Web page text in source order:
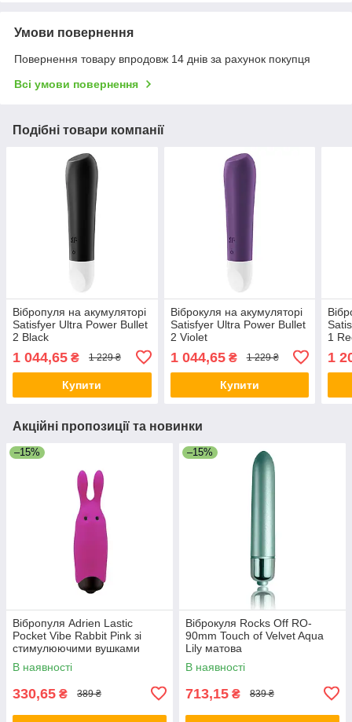
Умови повернення
Повернення товару впродовж 14 днів за рахунок покупця
Всі умови повернення
Подібні товари компанії
Вібропуля на акумуляторі
Satisfyer Ultra Power Bullet
2 Black
1 044,65 ₴ 1 229 ₴
Купити
Віброкуля на акумуляторі
Satisfyer Ultra Power Bullet
2 Violet
1 044,65₴ 1 229 ₴
Купити
1
1
Акційні пропозиції та новинки
–15%
Вібропуля Adrien Lastic
Pocket Vibe Rabbit Pink зі
стимулюючими вушками
В наявності
330,65 ₴ 389 ₴
–15%
Віброкуля Rocks Off RO-
90mm Touch of Velvet Aqua
Lily матова
В наявності
713,15 ₴ 839 ₴